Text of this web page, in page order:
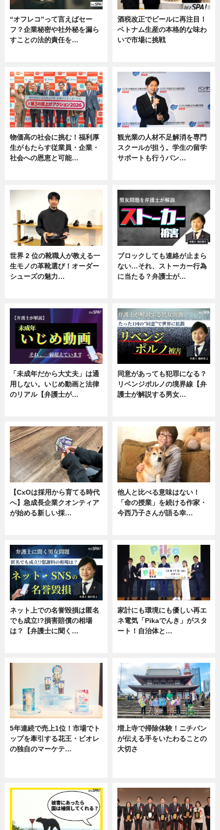
“オフレコ”って言えばセー
フ？企業秘密や社外秘を漏ら
すことの法的責任を…
酒税改正でビールに再注目！
ベトナム生産の本格的な味わ
いで市場に挑戦
物価高の社会に挑む！福利厚
生がもたらす従業員・企業・
社会への恩恵と可能…
観光業の人材不足解消を専門
スクールが担う。学生の留学
サポートも行うバン…
世界 2 位の靴職人が教える一
生モノの革靴選び！オーダー
シューズの魅力…
ブロックしても連絡が止まら
ない…それ、ストーカー行為
に当たる？弁護士が…
「未成年だから大丈夫」は通
用しない。いじめ動画と法律
のリアル【弁護士が…
同意があっても犯罪になる？
リベンジポルノの境界線【弁
護士が解説する男女…
【CxOは採用から育てる時代
へ】急成長企業クオンティア
が始める新しい採…
他人と比べる意味はない！
「命の授業」を続ける作家・
今西乃子さんが語る幸…
ネット上での名誉毀損は匿名
でも成立!?損害賠償の相場
は？【弁護士に聞く…
家計にも環境にも優しい再エ
ネ電気「Pikaでんき」がスタ
ート！自治体と…
5年連続で売上1位！市場でト
ップを牽引する花王・ビオレ
の独自のマーケテ…
増上寺で掃除体験！ニチバン
が伝える手をいたわることの
大切さ